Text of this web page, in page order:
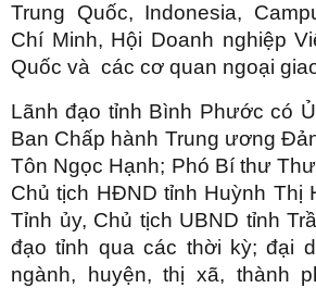
Trung Quốc, Indonesia,
Chí Minh, Hội Doanh nghiệp
Quốc và các cơ quan ngoại
Lãnh đạo tỉnh Bình Phước có
Ban Chấp hành Trung ương
Tôn Ngọc Hạnh; Phó Bí thư
Chủ tịch HĐND tỉnh Huỳnh Thị
Tỉnh ủy, Chủ tịch UBND tỉnh
đạo tỉnh qua các thời kỳ; đại
ngành, huyện, thị xã, thành